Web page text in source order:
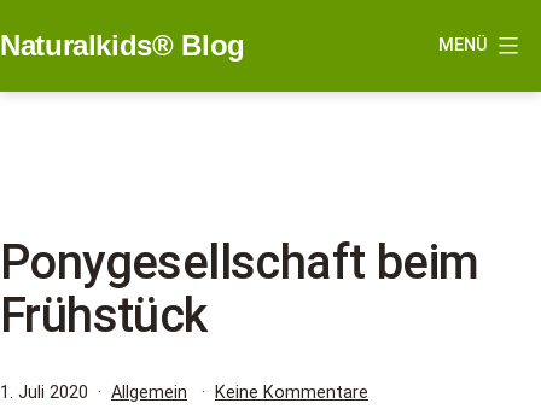
Inhalt
Naturalkids® Blog MENÜ
Ponygesellschaft beim
Frühstück
Veröffentlicht
1. Juli 2020
Kategorisiert
Allgemein Keine Kommentare